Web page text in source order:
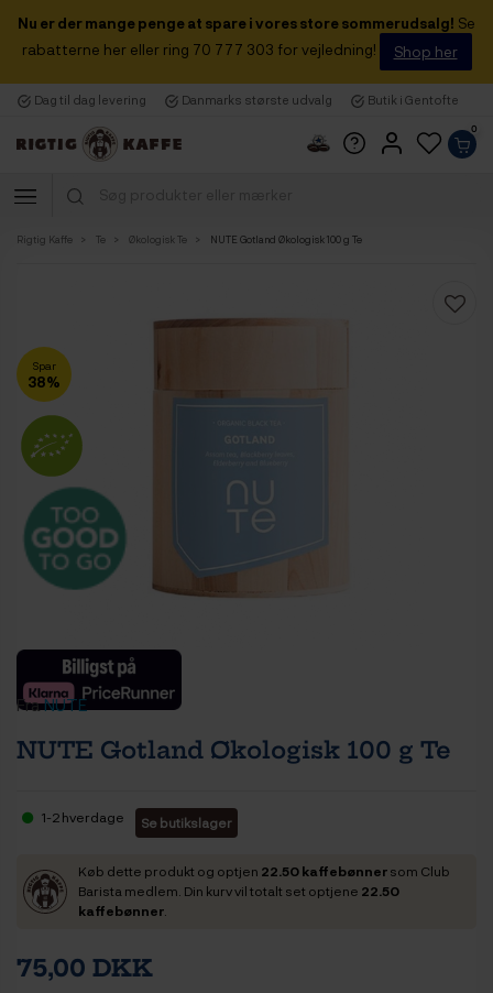
Nu er der mange penge at spare i vores store sommerudsalg! Se
rabatterne her eller ring 70 777 303 for vejledning!
Shop her
Dag til dag levering Danmarks største udvalg Butik i Gentofte
0
Rigtig Kaffe Te Økologisk Te NUTE Gotland Økologisk 100 g Te
Spar
38%
FraNUTE
NUTE Gotland Økologisk 100 g Te
1-2 hverdage Se butikslager
Køb dette produkt og optjen 22.50 kaffebønnersom Club
Barista medlem. Din kurv vil totalt set optjene 22.50
kaffebønner
75,00 DKK